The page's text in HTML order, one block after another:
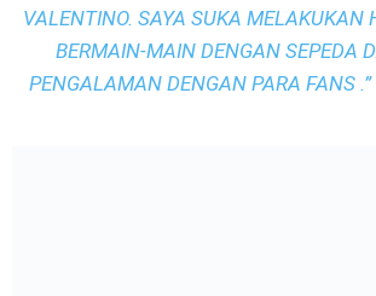
VALENTINO. SAYA SUKA MELAKUKAN
BERMAIN-MAIN DENGAN SEPEDA
PENGALAMAN DENGAN PARA FANS